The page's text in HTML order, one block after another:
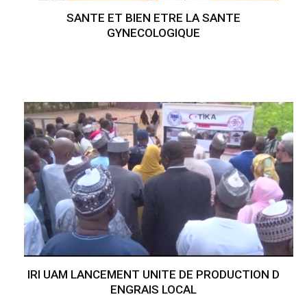
SANTE ET BIEN ETRE LA SANTE
GYNECOLOGIQUE
IRI UAM LANCEMENT UNITE DE PRODUCTION D
ENGRAIS LOCAL